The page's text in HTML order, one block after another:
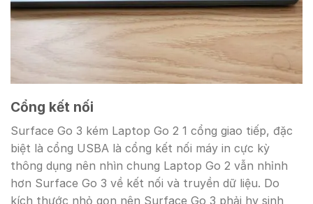
Cổng kết nối
Surface Go 3 kém Laptop Go 2 1 cổng giao tiếp, đặc
biệt là cổng USBA là cổng kết nối máy in cực kỳ
thông dụng nên nhìn chung Laptop Go 2 vẫn nhỉnh
hơn Surface Go 3 về kết nối và truyền dữ liệu. Do
kích thước nhỏ gọn nên Surface Go 3 phải hy sinh